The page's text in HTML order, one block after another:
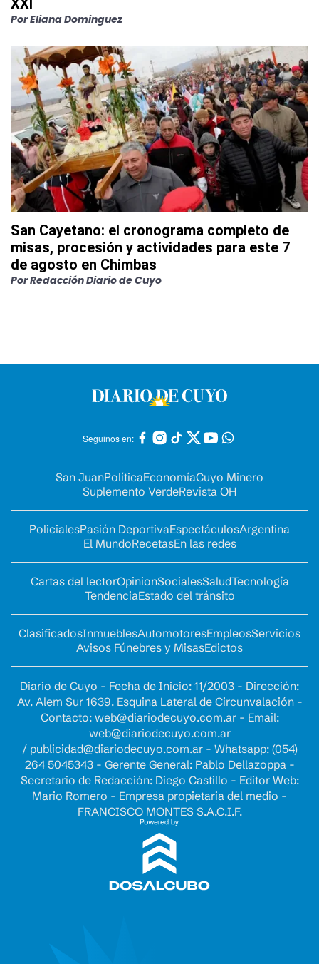
XXI
PorEliana Dominguez
San Cayetano: el cronograma completo de
misas, procesión y actividades para este 7
de agosto en Chimbas
PorRedacción Diario de Cuyo
Seguinos en:
San JuanPolíticaEconomíaCuyo Minero
Suplemento VerdeRevista OH
PolicialesPasión DeportivaEspectáculosArgentina
El MundoRecetasEn las redes
Cartas del lectorOpinionSocialesSaludTecnología
TendenciaEstado del tránsito
ClasificadosInmueblesAutomotoresEmpleosServicios
Avisos Fúnebres y MisasEdictos
Diario de Cuyo - Fecha de Inicio: 11/2003 - Dirección:
Av. Alem Sur 1639. Esquina Lateral de Circunvalación -
Contacto: web@diariodecuyo.com.ar- Email:
web@diariodecuyo.com.ar
/ publicidad@diariodecuyo.com.ar- Whatsapp: (054)
264 5045343 - Gerente General: Pablo Dellazoppa -
Secretario de Redacción: Diego Castillo - Editor Web:
Mario Romero - Empresa propietaria del medio -
FRANCISCO MONTES S.A.C.I.F.